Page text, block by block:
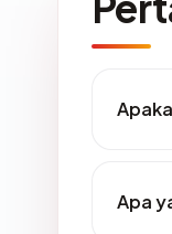
Apa